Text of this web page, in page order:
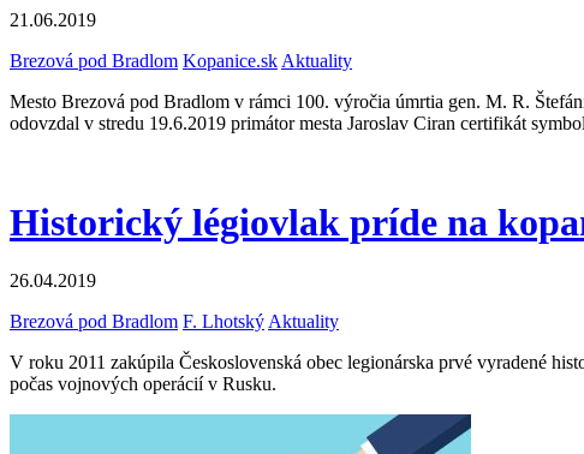
21.06.2019
Brezová pod Bradlom Kopanice.sk Aktuality
Mesto Brezová pod Bradlom v rámci 100. výročia úmrtia gen. M. R.
odovzdal v stredu 19.6.2019 primátor mesta Jaroslav Ciran certifikát
Historický légiovlak príde na
26.04.2019
Brezová pod Bradlom F. Lhotský Aktuality
V roku 2011 zakúpila Československá obec legionárska prvé vyradené
počas vojnových operácií v Rusku.